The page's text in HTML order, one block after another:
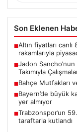
Son Eklenen
■Altın fiyatları
rakamlarıyla
■Jadon
Takımıyla
■Bahçe Mutfakları
■Bayern’de büyük
yer almıyor
■Trabzonspor’un
taraftarla kutlandı